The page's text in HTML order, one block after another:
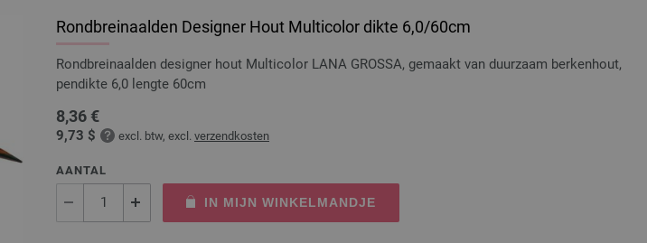
Rondbreinaalden Designer Hout Multicolor dikte 6,0/60cm
Rondbreinaalden designer hout Multicolor LANA GROSSA, gemaakt van duurzaam berkenhout,
pendikte 6,0 lengte 60cm
8,36 €
9,73 $ excl. btw, excl. verzendkosten
AANTAL
IN MIJN WINKELMANDJE